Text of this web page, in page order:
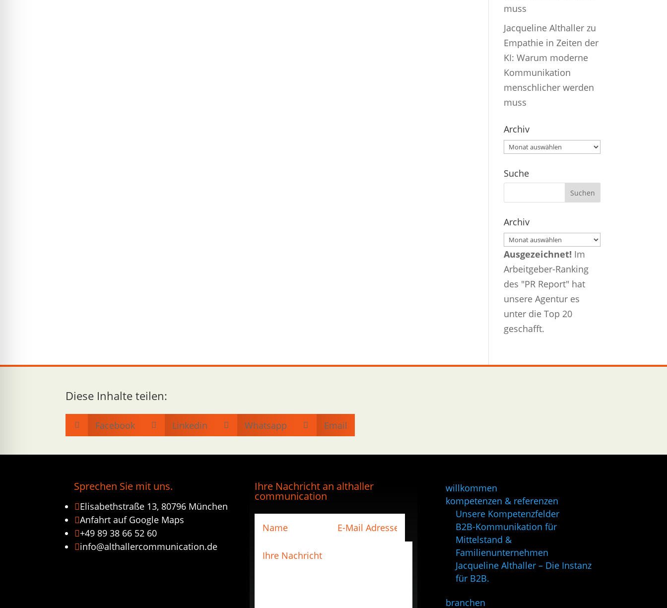
muss
Jacqueline Althaller zu
Empathie in Zeiten der
KI: Warum moderne
Kommunikation
menschlicher werden
muss
Archiv
Archiv
Suche
Archiv
Archiv
Ausgezeichnet! Im
Arbeitgeber-Ranking
des "PR Report" hat
unsere Agentur es
unter die Top 20
geschafft.
Diese Inhalte teilen:
 Facebook  Linkedin  Whatsapp  Email
Sprechen Sie mit uns.
Elisabethstraße 13, 80796 München
Anfahrt auf Google Maps
+49 89 38 66 52 60
info@althallercommunication.de
Ihre Nachricht an althaller
communication
willkommen
kompetenzen & referenzen
Unsere Kompetenzfelder
B2B-Kommunikation für
Mittelstand &
Familienunternehmen
Jacqueline Althaller – Die Instanz
für B2B.
branchen